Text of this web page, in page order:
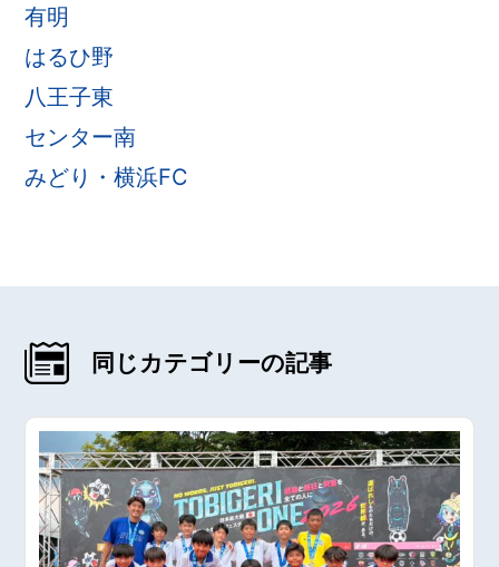
有明
はるひ野
八王子東
センター南
みどり・横浜FC
同じカテゴリーの記事